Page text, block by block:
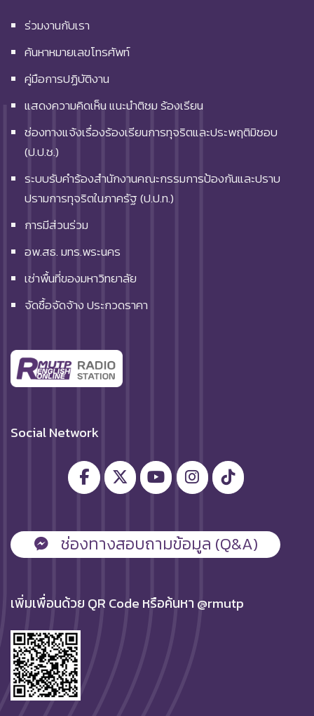
ร่วมงานกับเรา
ค้นหาหมายเลขโทรศัพท์
คู่มือการปฏิบัติงาน
แสดงความคิดเห็น แนะนำติชม ร้องเรียน
ช่องทางแจ้งเรื่องร้องเรียนการทุจริตและประพฤติมิชอบ
(ป.ป.ช.)
ระบบรับคำร้องสำนักงานคณะกรรมการป้องกันและปราบ
ปรามการทุจริตในภาครัฐ (ป.ป.ท.)
การมีส่วนร่วม
อพ.สธ. มทร.พระนคร
เช่าพื้นที่ของมหาวิทยาลัย
จัดซื้อจัดจ้าง ประกวดราคา
Social Network
ช่องทางสอบถามข้อมูล (Q&A)
เพิ่มเพื่อนด้วย QR Code หรือค้นหา @rmutp